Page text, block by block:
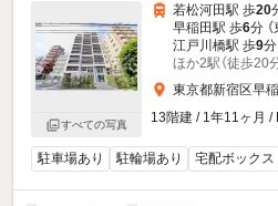
すべての写真
若松河田駅 歩20
早稲田駅 歩6分
江戸川橋駅 歩9分
ほか2駅（徒歩20
東京都新宿区早
13階建 / 1年11ヶ月 /
駐車場あり 駐輪場あり 宅配ボックス